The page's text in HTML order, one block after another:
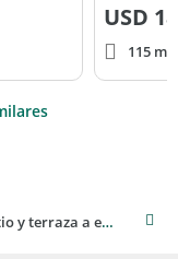
USD
115
Casa de pasillo único con 3 dormitorios, patio y terraza a estrenar